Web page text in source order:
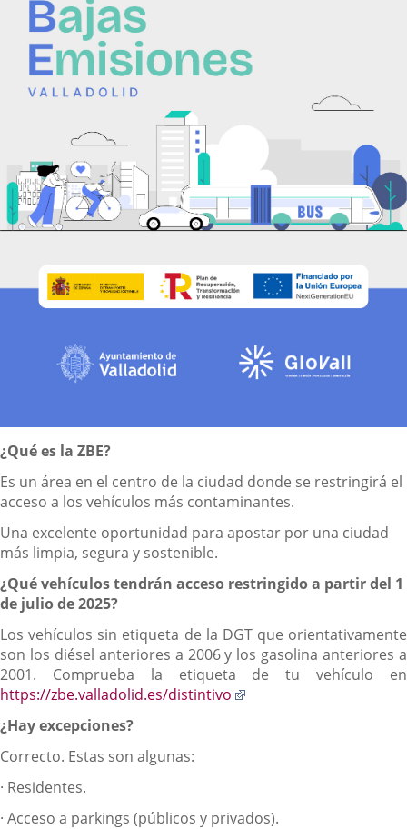
Descripción
¿Qué es la ZBE?
Es un área en el centro de la ciudad donde se restringirá el
acceso a los vehículos más contaminantes.
Una excelente oportunidad para apostar por una ciudad
más limpia, segura y sostenible.
¿Qué vehículos tendrán acceso restringido a partir del 1
de julio de 2025?
Los vehículos sin etiqueta de la DGT que orientativamente
son los diésel anteriores a 2006 y los gasolina anteriores a
2001. Comprueba la etiqueta de tu vehículo en
https://zbe.valladolid.es/distintivo
¿Hay excepciones?
Correcto. Estas son algunas:
· Residentes.
· Acceso a parkings (públicos y privados).